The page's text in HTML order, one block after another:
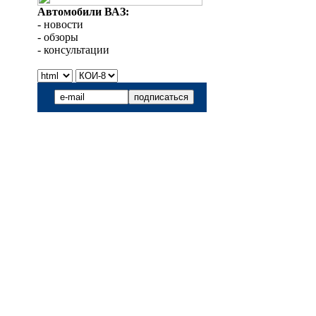
Автомобили ВАЗ:
- новости
- обзоры
- консультации